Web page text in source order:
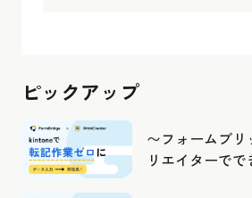
ピックアップ
〜フォームブ
リエイターで